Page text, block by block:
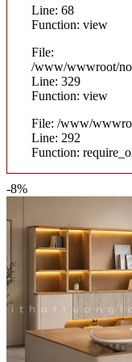
Line: 68
Function: view
File:
/www/wwwroot/
Line: 329
Function: view
File: /www/
Line: 292
Function:
-8%